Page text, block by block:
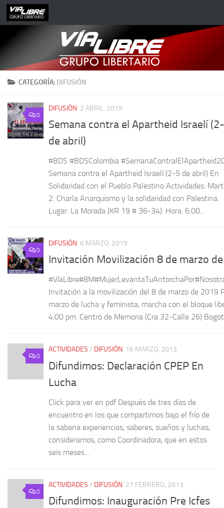
Saltar al contenido
CATEGORÍA: DIFUSIÓN
0
DIFUSIÓN 2 ABRIL, 2019
Semana contra el Apartheid Israelí
de abril)
#BDS #BDSColombia
Semana contra el Apartheid Israelí (2-5 de abril) En
Solidaridad con el Pueblo Palestino Actividades:
2: Charla Anarquismo y la solidaridad con Palestina.
Lugar: La Morada (KR 19 # 36-34). Hora: 6:00...
0
DIFUSIÓN 6 MARZO, 2019
Invitación Movilización 8 de marzo
Invitación a la movilización del 8 de marzo de 2019
marzo de lucha y feminista, marcha con el bloque
4:00 pm. Centro de Memoria (Cra 32-Calle 26)
0
ACTIVIDADES / DIFUSIÓN 16 MARZO, 2013
Difundimos: Declaración CPEP En
Lucha
Click para ver en pdf Después de tres días de
encuentro en los que compartimos bajo el frío de
la sabana experiencias, saberes, sueños y luchas,
consideramos, como Coordinadora, que en estos
seis meses...
0
ACTIVIDADES / DIFUSIÓN 27 FEBRERO, 2013
Difundimos: Inauguración Pre Icfes